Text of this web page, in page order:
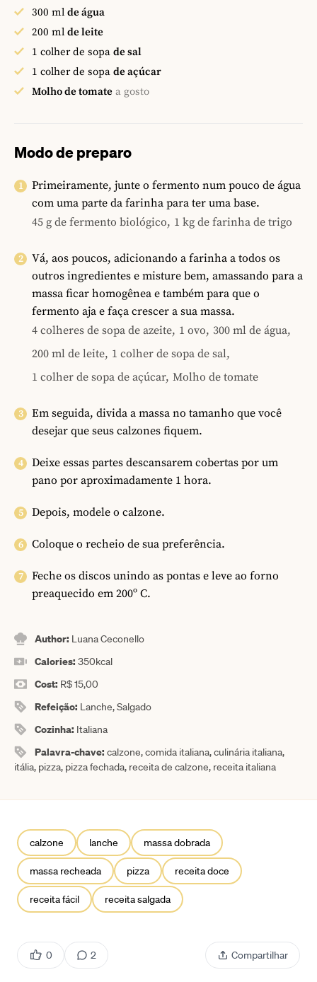
300 ml de água
200 ml de leite
1 colher de sopa de sal
1 colher de sopa de açúcar
Molho de tomate a gosto
Modo de preparo
Primeiramente, junte o fermento num pouco de água
com uma parte da farinha para ter uma base.
45 g de fermento biológico, 1 kg de farinha de trigo
Vá, aos poucos, adicionando a farinha a todos os
outros ingredientes e misture bem, amassando para a
massa ficar homogênea e também para que o
fermento aja e faça crescer a sua massa.
4 colheres de sopa de azeite, 1 ovo, 300 ml de água,
200 ml de leite, 1 colher de sopa de sal,
1 colher de sopa de açúcar, Molho de tomate
Em seguida, divida a massa no tamanho que você
desejar que seus calzones fiquem.
Deixe essas partes descansarem cobertas por um
pano por aproximadamente 1 hora.
Depois, modele o calzone.
Coloque o recheio de sua preferência.
Feche os discos unindo as pontas e leve ao forno
preaquecido em 200º C.
Author: Luana Ceconello
Calories:350kcal
Cost: R$ 15,00
Refeição: Lanche, Salgado
Cozinha: Italiana
Palavra-chave:calzone, comida italiana, culinária italiana,
itália, pizza, pizza fechada, receita de calzone, receita italiana
calzone lanche massa dobrada
massa recheada pizza receita doce
receita fácil receita salgada
0 2 Compartilhar